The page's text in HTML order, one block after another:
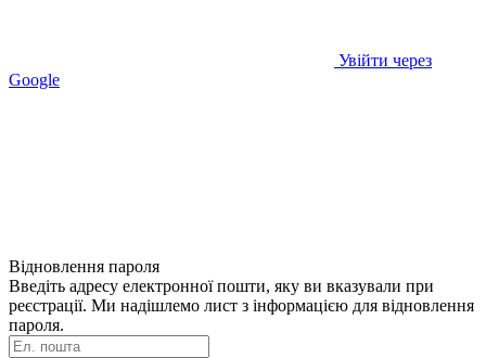
Увійти через
Google
Відновлення пароля
Введіть адресу електронної пошти, яку ви вказували при
реєстрації. Ми надішлемо лист з інформацією для відновлення
пароля.